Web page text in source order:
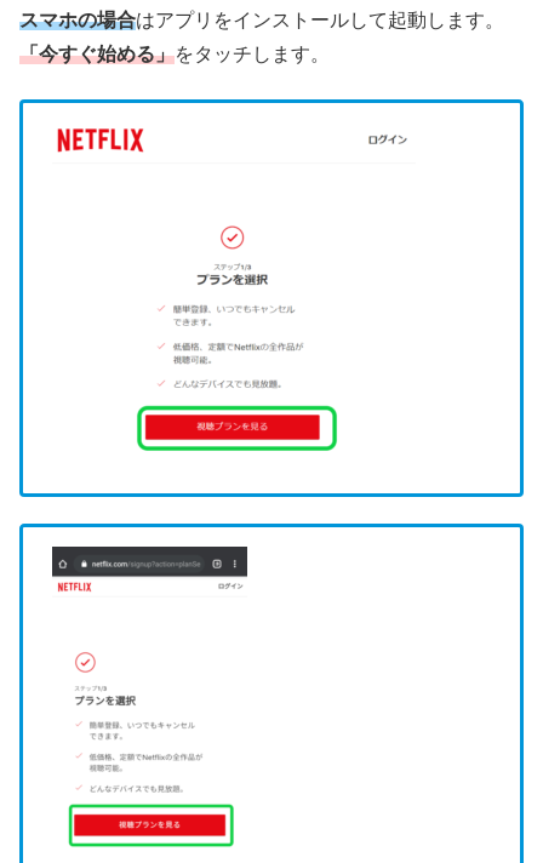
スマホの場合はアプリをインストールして起動します。
「今すぐ始める」をタッチします。